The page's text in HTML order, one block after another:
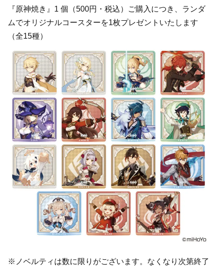
『原神焼き』1 個（500円・税込）ご購入につき、ランダ
ムでオリジナルコースターを1枚プレゼントいたします
（全15種）
※ノベルティは数に限りがございます。なくなり次第終了